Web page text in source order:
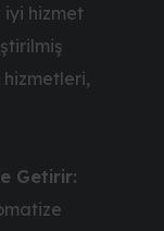
hizmet
hizmetleri,
Getirir: